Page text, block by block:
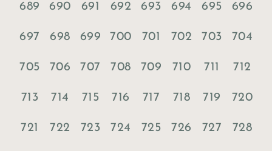
689 690 691 692 693 694 695 696
697 698 699 700 701 702 703 704
705 706 707 708 709 710 711 712
713 714 715 716 717 718 719 720
721 722 723 724 725 726 727 728